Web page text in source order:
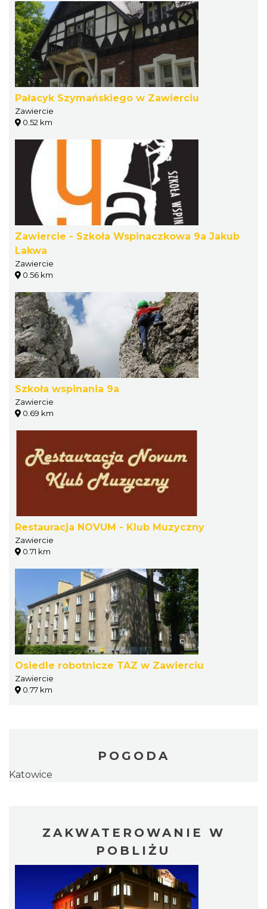
Pałacyk Szymańskiego w Zawierciu
Zawiercie
0.52 km
Zawiercie - Szkoła Wspinaczkowa 9a Jakub
Lakwa
Zawiercie
0.56 km
Szkoła wspinania 9a
Zawiercie
0.69 km
Restauracja NOVUM - Klub Muzyczny
Zawiercie
0.71 km
Osiedle robotnicze TAZ w Zawierciu
Zawiercie
0.77 km
POGODA
Katowice
ZAKWATEROWANIE W
POBLIŻU